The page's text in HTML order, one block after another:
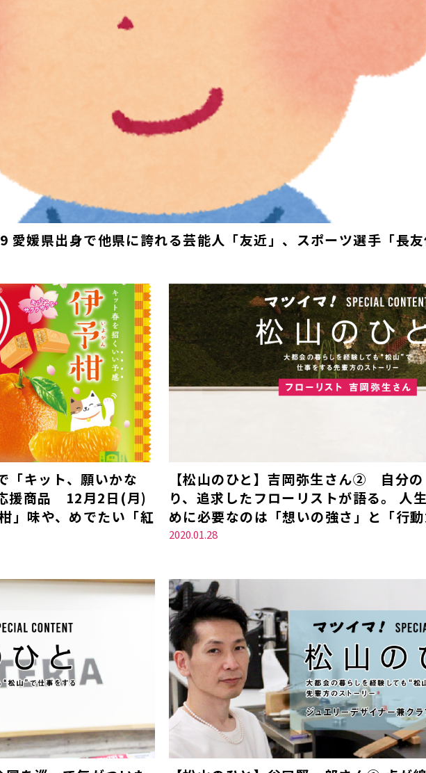
媛県出身で他県に誇れる芸能人「友近」、スポーツ選手「長友
「キット、願いかな
援商品 12月2日(月)
」味や、めでたい「紅
【松山のひと】吉岡弥生さん② 自分
り、追求したフローリストが語る。 人
めに必要なのは「想いの強さ」と「行動
2020.01.28